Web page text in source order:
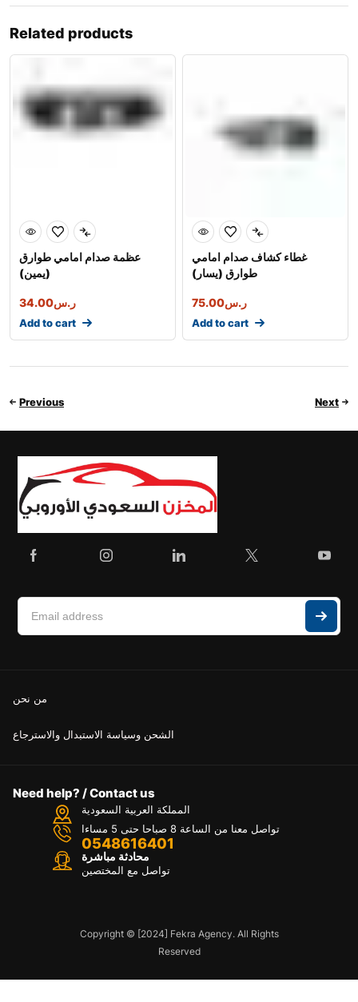
Related products
عظمة صدام امامي طوارق
(يمين)
ر.س34.00
Add to cart
غطاء كشاف صدام امامي
طوارق (يسار)
ر.س75.00
Add to cart
Previous Next
من نحن
الشحن وسياسة الاستبدال والاسترجاع
Need help? / Contact us
المملكة العربية السعودية
تواصل معنا من الساعة 8 صباحا حتى 5 مساءا
0548616401
محادثة مباشرة
تواصل مع المختصين
Copyright © [2024] Fekra Agency. All Rights
Reserved